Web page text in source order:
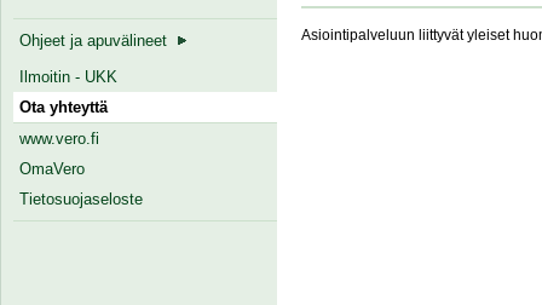
Ohjeet ja apuvälineet
Ilmoitin - UKK
Ota yhteyttä
www.vero.fi
OmaVero
Tietosuojaseloste
Asiointipalveluun liittyvät yleiset